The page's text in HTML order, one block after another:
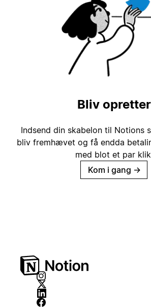
Bliv opretter
Indsend din skabelon til Notions
bliv fremhævet og få endda
med blot et par
Kom i gang →